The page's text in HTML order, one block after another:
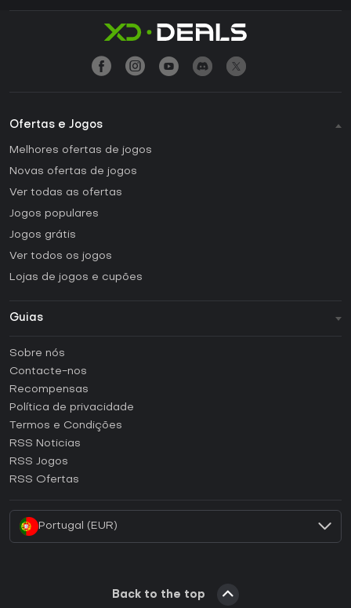
Ofertas e Jogos
Melhores ofertas de jogos
Novas ofertas de jogos
Ver todas as ofertas
Jogos populares
Jogos grátis
Ver todos os jogos
Lojas de jogos e cupões
Guias
Como ativar uma CD Key Steam?
Como ativar uma CD Key Epic Games?
Como ativar uma CD Key GOG?
Como ativar uma CD Key Ubisoft Connect?
Sobre nós
Contacte-nos
Recompensas
Política de privacidade
Termos e Condições
RSS Noticias
RSS Jogos
RSS Ofertas
Portugal (EUR)
Back to the top